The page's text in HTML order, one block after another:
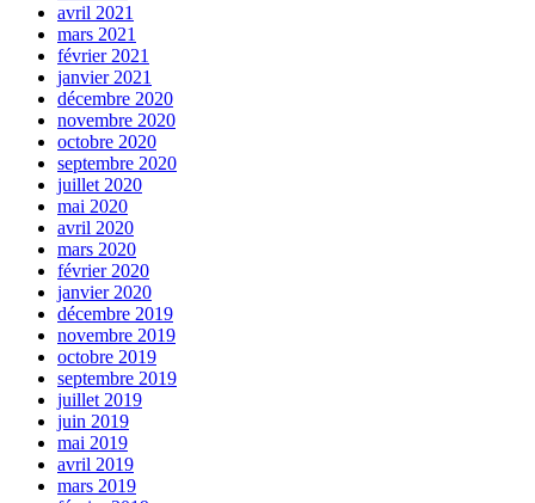
avril 2021
mars 2021
février 2021
janvier 2021
décembre 2020
novembre 2020
octobre 2020
septembre 2020
juillet 2020
mai 2020
avril 2020
mars 2020
février 2020
janvier 2020
décembre 2019
novembre 2019
octobre 2019
septembre 2019
juillet 2019
juin 2019
mai 2019
avril 2019
mars 2019